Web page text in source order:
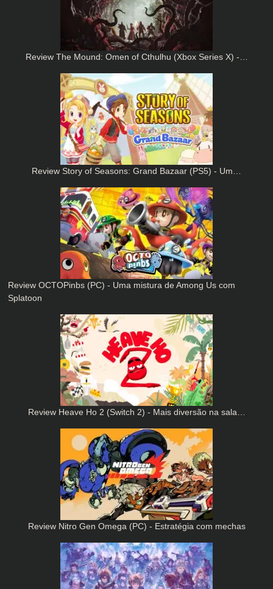
Review The Mound: Omen of Cthulhu (Xbox Series X) -…
Review Story of Seasons: Grand Bazaar (PS5) - Um…
Review OCTOPinbs (PC) - Uma mistura de Among Us com
Splatoon
Review Heave Ho 2 (Switch 2) - Mais diversão na sala…
Review Nitro Gen Omega (PC) - Estratégia com mechas